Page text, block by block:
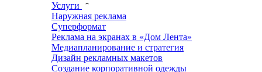
Услуги
Наружная реклама
Суперформат
Реклама на экранах в «Дом Лента»
Медиапланирование и стратегия
Дизайн рекламных макетов
Создание корпоративной одежды